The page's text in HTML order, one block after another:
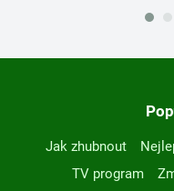
Jak zhubnout
TV program